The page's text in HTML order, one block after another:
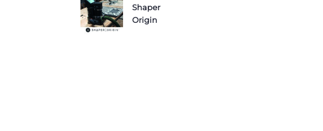
Shaper
Origin